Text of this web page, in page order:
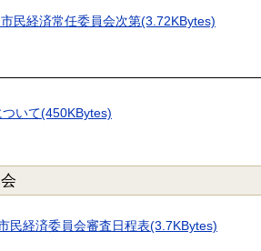
民経済常任委員会次第(3.72KBytes)
いて(450KBytes)
民経済委員会審査日程表(3.7KBytes)